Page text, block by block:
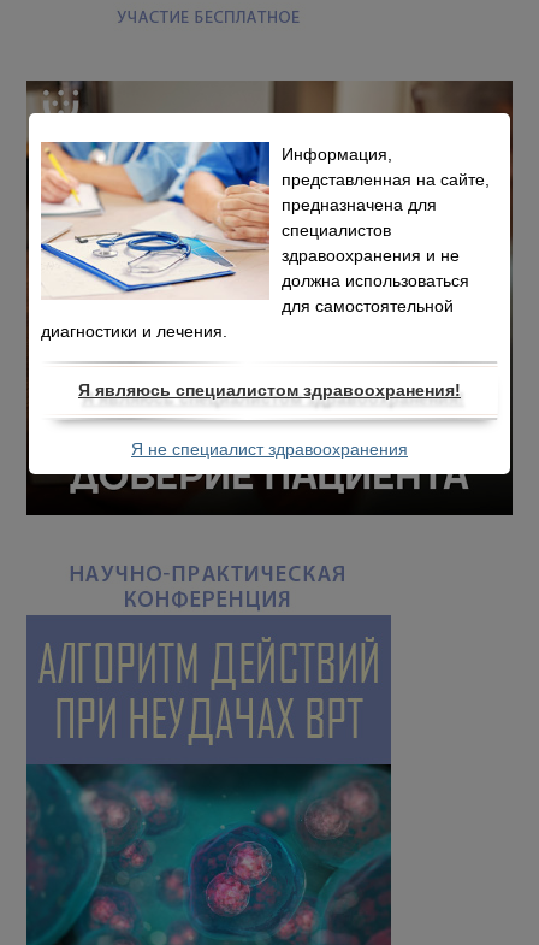
Информация,
представленная на сайте,
предназначена для
специалистов
здравоохранения и не
должна использоваться
для самостоятельной
диагностики и лечения.
Я являюсь специалистом здравоохранения!
Я не специалист здравоохранения